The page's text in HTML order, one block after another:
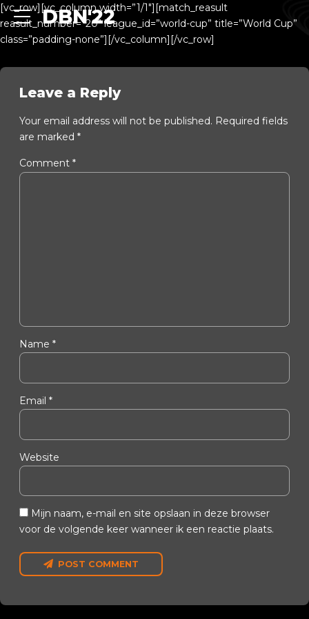
DBN'22
[vc_row][vc_column width=”1/1″][match_reasult
reasult_number=”20″ league_id=”world-cup” title=”World Cup”
class=”padding-none”][/vc_column][/vc_row]
Leave a Reply
Your email address will not be published. Required fields
are marked *
Comment *
Name *
Email *
Website
Mijn naam, e-mail en site opslaan in deze browser
voor de volgende keer wanneer ik een reactie plaats.
POST COMMENT